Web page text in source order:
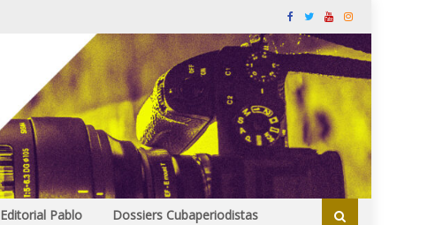
Editorial Pablo Dossiers Cubaperiodistas